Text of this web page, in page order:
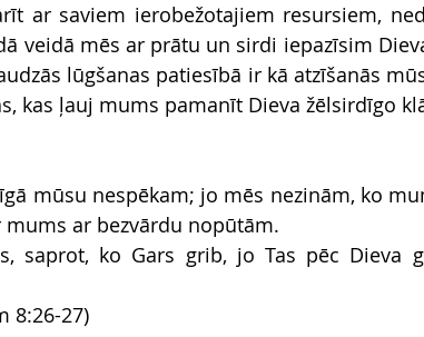
ar saviem ierobežotajiem resursiem,
veidā mēs ar prātu un sirdi iepazīsim
lūgšanas patiesībā ir kā atzīšanās
kas ļauj mums pamanīt Dieva žēlsirdīgo
mūsu nespēkam; jo mēs nezinām, ko
mums ar bezvārdu nopūtām.
saprot, ko Gars grib, jo Tas pēc Dieva
8:26-27)